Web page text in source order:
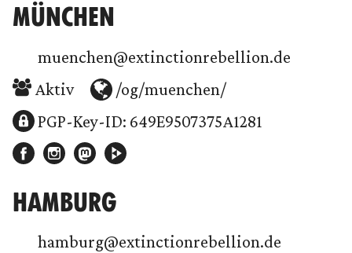
MÜNCHEN
muenchen@extinctionrebellion.de
Aktiv
/og/muenchen/
PGP-Key-ID: 649E9507375A1281
HAMBURG
hamburg@extinctionrebellion.de